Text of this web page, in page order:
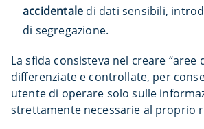
accidentale di dati sensibili,
di segregazione.
La sfida consisteva nel creare “aree
differenziate e controllate, per
utente di operare solo sulle
strettamente necessarie al proprio